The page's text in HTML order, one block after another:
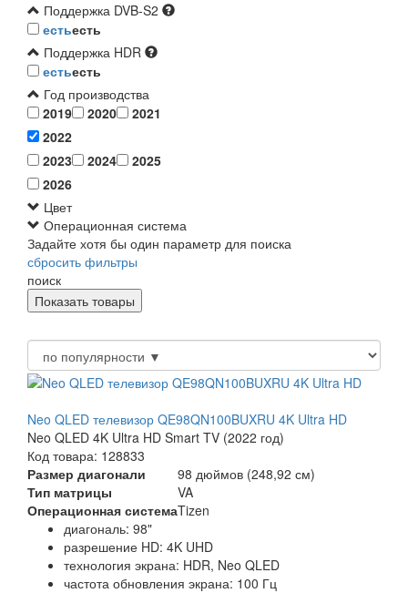
Поддержка DVB-S2
естьесть
Поддержка HDR
естьесть
Год производства
2019
2020
2021
2022
2023
2024
2025
2026
Цвет
Операционная система
Задайте хотя бы один параметр для поиска
сбросить фильтры
поиск
Neo QLED телевизор QE98QN100BUXRU 4K Ultra HD
Neo QLED 4K Ultra HD Smart TV (2022 год)
Код товара: 128833
Размер диагонали
98 дюймов (248,92 см)
Тип матрицы
VA
Операционная системаTizen
диагональ: 98"
разрешение HD: 4K UHD
технология экрана: HDR, Neo QLED
частота обновления экрана: 100 Гц